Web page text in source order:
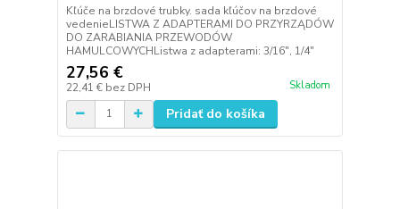
Kľúče na brzdové trubky. sada kľúčov na brzdové
vedenieLISTWA Z ADAPTERAMI DO PRZYRZĄDÓW
DO ZARABIANIA PRZEWODÓW
HAMULCOWYCHListwa z adapterami: 3/16", 1/4"
27,56 €
22,41 € bez DPH Skladom
Pridať do košíka